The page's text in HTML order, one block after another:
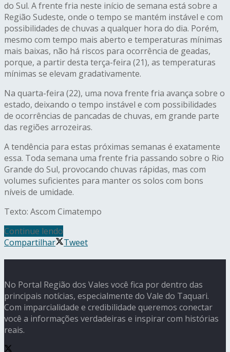
do Sul. A frente fria neste início de semana está sobre a
Região Sudeste, onde o tempo se mantém instável e com
possibilidades de chuvas a qualquer hora do dia. Porém,
mesmo com tempo mais aberto e temperaturas mínimas
mais baixas, não há riscos para ocorrência de geadas,
porque, a partir desta terça-feira (21), as temperaturas
mínimas se elevam gradativamente.
Na quarta-feira (22), uma nova frente fria avança sobre o
estado, deixando o tempo instável e com possibilidades
de ocorrências de pancadas de chuvas, em grande parte
das regiões arrozeiras.
A tendência para estas próximas semanas é exatamente
essa. Toda semana uma frente fria passando sobre o Rio
Grande do Sul, provocando chuvas rápidas, mas com
volumes suficientes para manter os solos com bons
níveis de umidade.
Texto: Ascom Cimatempo
Continue lendo
Compartilhar
Tweet
No Portal Região dos Vales você fica por dentro das
principais notícias, especialmente do Vale do Taquari.
Com imparcialidade e credibilidade queremos conectar
você a informações verdadeiras e inspirar com histórias
reais.